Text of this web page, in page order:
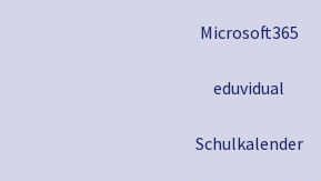
Microsoft365
eduvidual
Schulkalender